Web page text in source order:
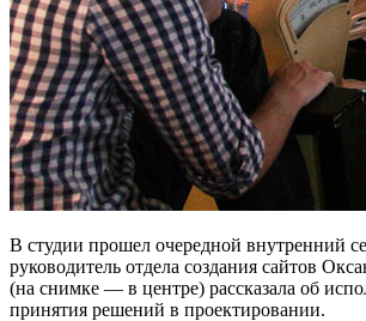
В студии прошел очередной внутренний
руководитель отдела создания сайтов
(на снимке — в центре) рассказала об
принятия решений в проектировании.